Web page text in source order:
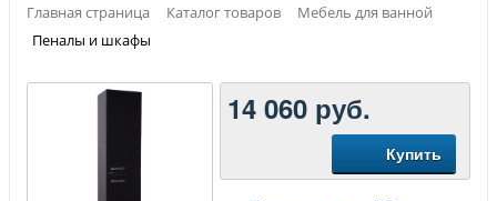
Главная страница Каталог товаров
Мебель для ванной
Пеналы и шкафы
14 060 руб.
Купить